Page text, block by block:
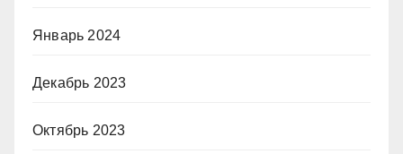
Январь 2024
Декабрь 2023
Октябрь 2023